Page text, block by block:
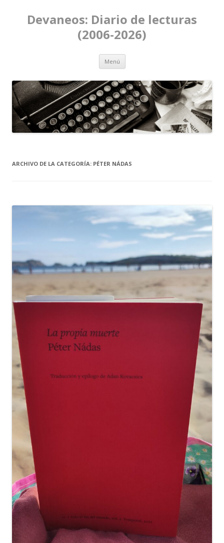
Devaneos: Diario de lecturas
(2006-2026)
Menú Ir al contenido
ARCHIVO DE LA CATEGORÍA: PÉTER NÁDAS